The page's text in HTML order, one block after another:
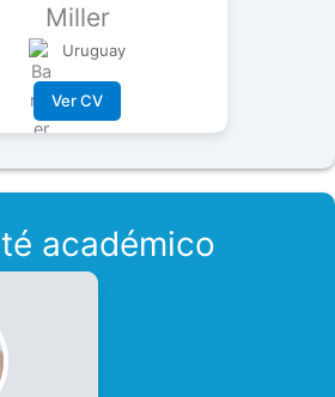
Miller
Uruguay
Ver CV
académico